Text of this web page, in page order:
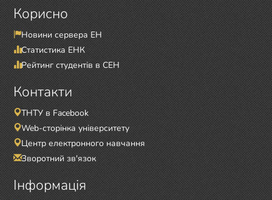
Корисно
Новини сервера ЕН
Статистика ЕНК
Рейтинг студентів в СЕН
Контакти
ТНТУ в Facebook
Web-сторінка університету
Центр електронного навчання
Зворотний зв'язок
Інформація